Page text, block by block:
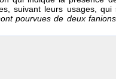
suivant leurs usages, qui
pourvues de deux